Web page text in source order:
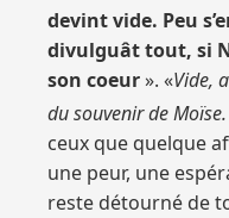
devint vide. Peu
divulguât tout, si
son coeur». «Vide,
du souvenir de Moïse.
ceux que quelque
une peur, une
reste détourné de